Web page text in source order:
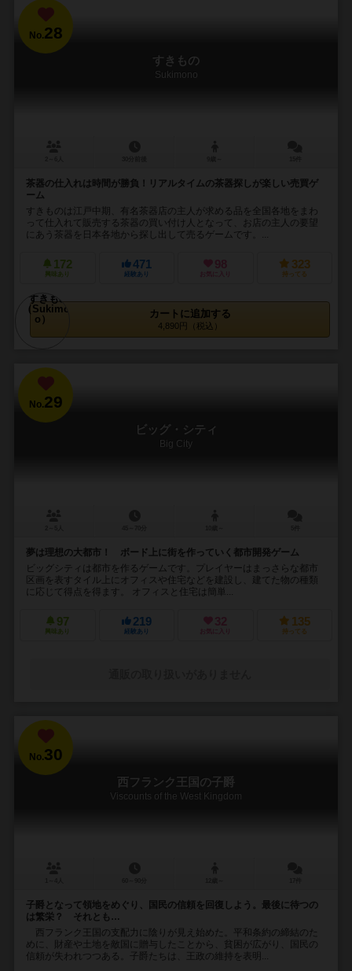
No.28
すきもの
Sukimono
茶器の仕入れは時間が勝負！リアルタイムの茶器探しが楽しい売買ゲ
ーム
すきものは江戸中期、有名茶器店の主人が求める品を全国各地をまわ
って仕入れて販売する茶器の買い付け人となって、お店の主人の要望
にあう茶器を日本各地から探し出して売るゲームです。...
172
興味あり
471
経験あり
98
お気に入り
323
持ってる
カートに追加する
4,890円（税込）
No.29
ビッグ・シティ
Big City
夢は理想の大都市！ ボード上に街を作っていく都市開発ゲーム
ビッグシティは都市を作るゲームです。プレイヤーはまっさらな都市
区画を表すタイル上にオフィスや住宅などを建設し、建てた物の種類
に応じて得点を得ます。 オフィスと住宅は簡単...
97
興味あり
219
経験あり
32
お気に入り
135
持ってる
No.30
西フランク王国の子爵
Viscounts of the West Kingdom
子爵となって領地をめぐり、国民の信頼を回復しよう。最後に待つの
は繁栄？ それとも…
西フランク王国の支配力に陰りが見え始めた。平和条約の締結のた
めに、財産や土地を敵国に贈与したことから、貧困が広がり、国民の
信頼が失われつつある。子爵たちは、王政の維持を表明...